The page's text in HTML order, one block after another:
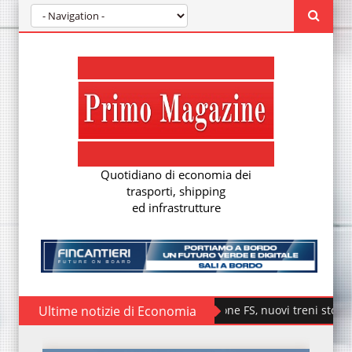
Quotidiano di economia dei
trasporti, shipping
ed infrastrutture
Ultime notizie di EconomiaFondazione FS, nuovi treni storici